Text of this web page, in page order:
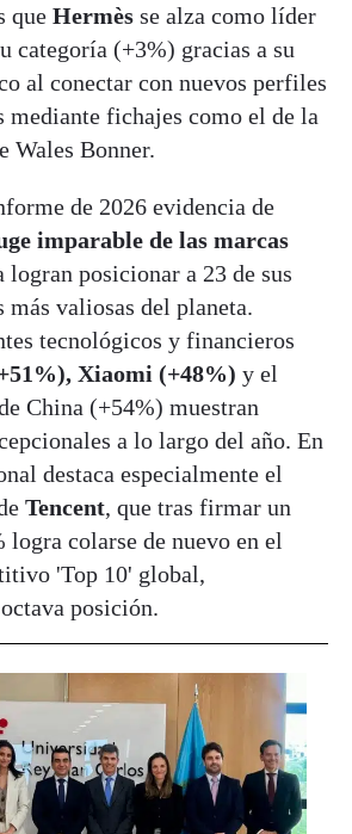
que Hermès se alza como líder
categoría (+3%) gracias a su
al conectar con nuevos perfiles
mediante fichajes como el de la
Wales Bonner.
de 2026 evidencia de
imparable de las marcas
logran posicionar a 23 de sus
más valiosas del planeta.
tecnológicos y financieros
Xiaomi (+48%) y el
China (+54%) muestran
a lo largo del año. En
destaca especialmente el
Tencent, que tras firmar un
colarse de nuevo en el
'Top 10' global,
posición.